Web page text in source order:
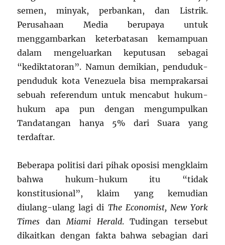
semen, minyak, perbankan, dan Listrik.
Perusahaan Media berupaya untuk
menggambarkan keterbatasan kemampuan
dalam mengeluarkan keputusan sebagai
“kediktatoran”. Namun demikian, penduduk-
penduduk kota Venezuela bisa memprakarsai
sebuah referendum untuk mencabut hukum-
hukum apa pun dengan mengumpulkan
Tandatangan hanya 5% dari Suara yang
terdaftar.
Beberapa politisi dari pihak oposisi mengklaim
bahwa hukum-hukum itu “tidak
konstitusional”, klaim yang kemudian
diulang-ulang lagi di The Economist, New York
Times danMiami Herald. Tudingan tersebut
dikaitkan dengan fakta bahwa sebagian dari